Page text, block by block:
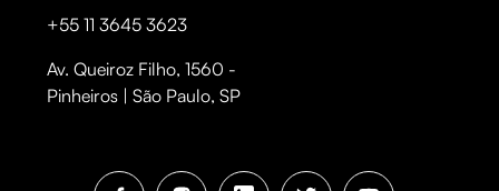
+55 11 3645 3623
Av. Queiroz Filho, 1560 -
Pinheiros | São Paulo, SP